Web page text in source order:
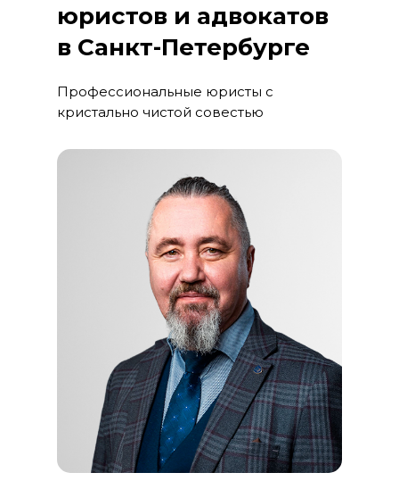
юристов и адвокатов
в Санкт-Петербурге
Профессиональные юристы с
кристально чистой совестью